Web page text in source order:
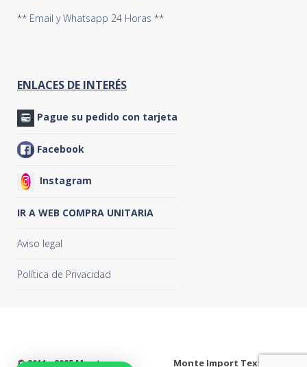
** Email y Whatsapp 24 Horas **
ENLACES DE INTERÉS
Pague su pedido con tarjeta
Facebook
Instagram
IR A WEB COMPRA UNITARIA
Aviso legal
Política de Privacidad
© 2011 - 2025Monte Monte Import Textil S.L.